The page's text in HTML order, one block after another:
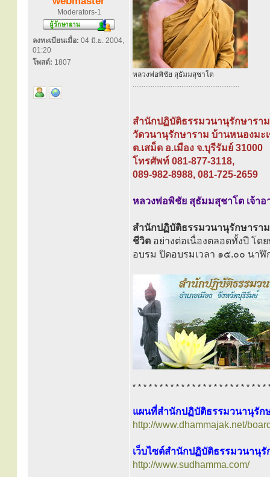
Moderators-1
ลงทะเบียนเมื่อ: 04 มิ.ย. 2004,
01:20
โพสต์: 1807
หลวงพ่อพิชัย สุธัมมสุชาโต
...........................................................
สำนักปฏิบัติธรรมวนานุรักษาราม
วัดวนานุรักษาราม บ้านหนองมะ
ต.เสม็ด อ.เมือง จ.บุรีรัมย์ 31000
โทรศัพท์ 081-877-3118,
089-982-8988, 081-725-2659
หลวงพ่อพิชัย สุธัมมสุชาโต เจ้าอ
สำนักปฏิบัติธรรมวนานุรักษารา
ชีวิต อย่างต่อเนื่องตลอดทั้งปี โด
อบรม ปิดอบรมเวลา ๑๕.๐๐ นาฬิ
* * * * * * * * * * * * * * * * * * * * * * * * *
แผนที่สำนักปฏิบัติธรรมวนานุรัก
http://www.dhammajak.net/
เว็บไซต์สำนักปฏิบัติธรรมวนานุรั
http://www.sudhamma.com/